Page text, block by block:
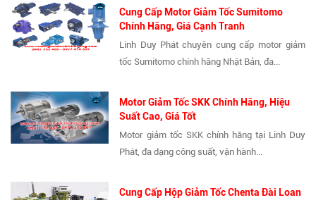
Cung Cấp Motor Giảm Tốc Sumitomo
Chính Hãng, Giá Cạnh Tranh
Linh Duy Phát chuyên cung cấp motor giảm
tốc Sumitomo chính hãng Nhật Bản, đa...
Motor Giảm Tốc SKK Chính Hãng, Hiệu
Suất Cao, Giá Tốt
Motor giảm tốc SKK chính hãng tại Linh Duy
Phát, đa dạng công suất, vận hành...
Cung Cấp Hộp Giảm Tốc Chenta Đài Loan